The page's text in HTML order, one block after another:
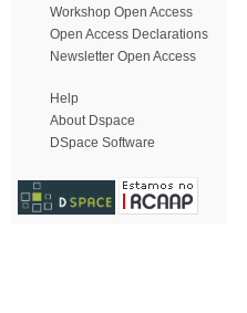
Workshop Open Access
Open Access Declarations
Newsletter Open Access
Help
About Dspace
DSpace Software